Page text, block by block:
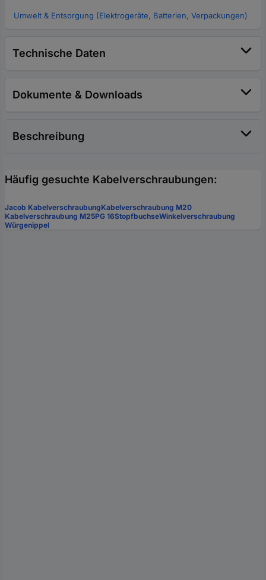
Umwelt & Entsorgung (Elektrogeräte, Batterien, Verpackungen)
Technische Daten
Dokumente & Downloads
Beschreibung
Häufig gesuchte Kabelverschraubungen:
Jacob KabelverschraubungKabelverschraubung M20
Kabelverschraubung M25PG 16StopfbuchseWinkelverschraubung
Würgenippel